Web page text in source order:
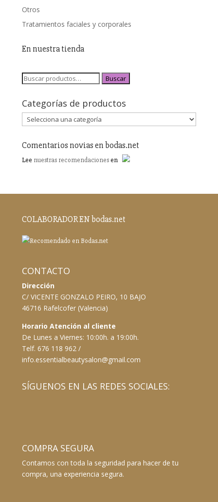
Otros
Tratamientos faciales y corporales
En nuestra tienda
Buscar
Categorías de productos
Comentarios novias en bodas.net
Lee nuestras recomendacionesen
COLABORADOR EN bodas.net
CONTACTO
Dirección
C/ VICENTE GONZALO PEIRO, 10 BAJO
46716 Rafelcofer (Valencia)
Horario Atención al cliente
De Lunes a Viernes: 10:00h. a 19:00h.
Telf. 676 118 962 /
info.essentialbeautysalon@gmail.com
SÍGUENOS EN LAS REDES SOCIALES:
COMPRA SEGURA
Contamos con toda la seguridad para hacer de tu
compra, una experiencia segura.